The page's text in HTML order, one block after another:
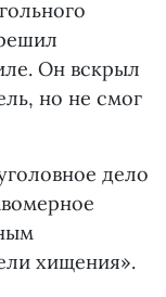
Он вскрыл
но не смог
дело
хищения».